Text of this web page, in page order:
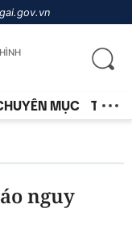
MỤC TIN
nguy